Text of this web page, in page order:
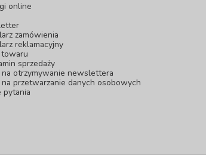
online
zamówienia
reklamacyjny
sprzedaży
na otrzymywanie newslettera
na przetwarzanie danych osobowych
pytania